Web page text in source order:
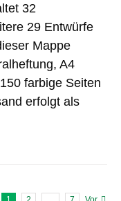
32
29 Entwürfe
Mappe
A4
farbige Seiten
erfolgt als